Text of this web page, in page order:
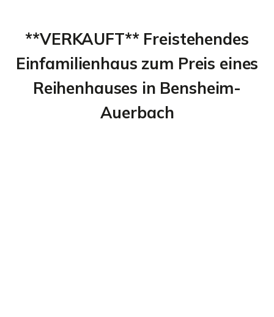
**VERKAUFT** Freistehendes
Einfamilienhaus zum Preis eines
Reihenhauses in Bensheim-
Auerbach